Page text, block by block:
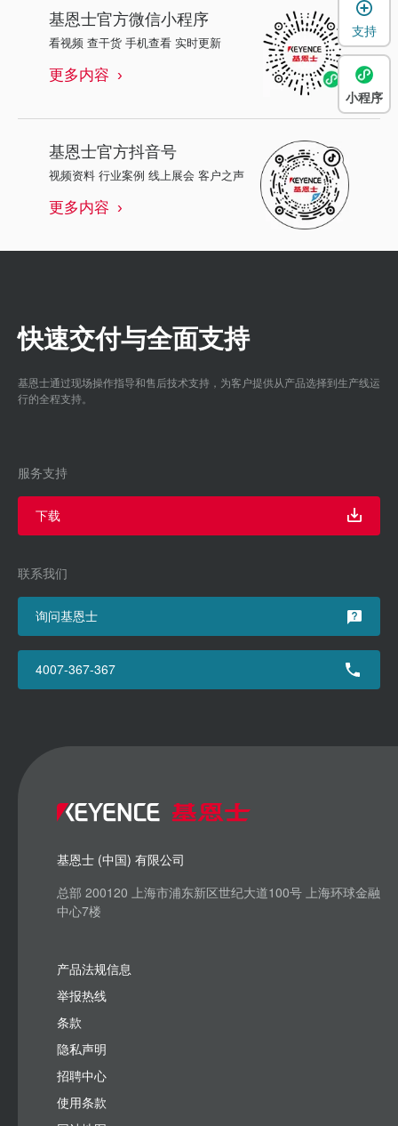
基恩士官方微信小程序
看视频 查干货 手机查看 实时更新
更多内容
基恩士官方抖音号
视频资料 行业案例 线上展会 客户之声
更多内容
快速交付与全面支持
基恩士通过现场操作指导和售后技术支持，为客户提供从产品选择到生产线运
行的全程支持。
服务支持
下载
联系我们
询问基恩士
4007-367-367
基恩士 (中国) 有限公司
总部 200120 上海市浦东新区世纪大道100号 上海环球金融
中心7楼
产品法规信息
举报热线
条款
隐私声明
招聘中心
使用条款
支持
小程序